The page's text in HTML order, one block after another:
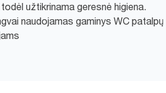
užtikrinama geresnė higiena.
naudojamas gaminys WC patalpų